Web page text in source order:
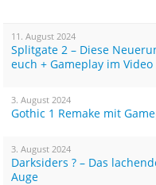
11. August 2024
Splitgate 2 – Diese
euch + Gameplay im Video
3. August 2024
Gothic 1 Remake mit
3. August 2024
Darksiders ? – Das
Auge